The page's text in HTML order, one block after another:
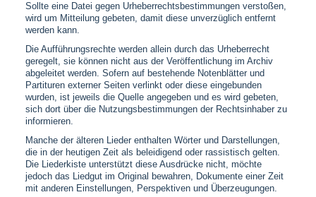
Sollte eine Datei gegen Urheberrechtsbestimmungen verstoßen,
wird um Mitteilung gebeten, damit diese unverzüglich entfernt
werden kann.
Die Aufführungsrechte werden allein durch das Urheberrecht
geregelt, sie können nicht aus der Veröffentlichung im Archiv
abgeleitet werden. Sofern auf bestehende Notenblätter und
Partituren externer Seiten verlinkt oder diese eingebunden
wurden, ist jeweils die Quelle angegeben und es wird gebeten,
sich dort über die Nutzungsbestimmungen der Rechtsinhaber zu
informieren.
Manche der älteren Lieder enthalten Wörter und Darstellungen,
die in der heutigen Zeit als beleidigend oder rassistisch gelten.
Die Liederkiste unterstützt diese Ausdrücke nicht, möchte
jedoch das Liedgut im Original bewahren, Dokumente einer Zeit
mit anderen Einstellungen, Perspektiven und Überzeugungen.